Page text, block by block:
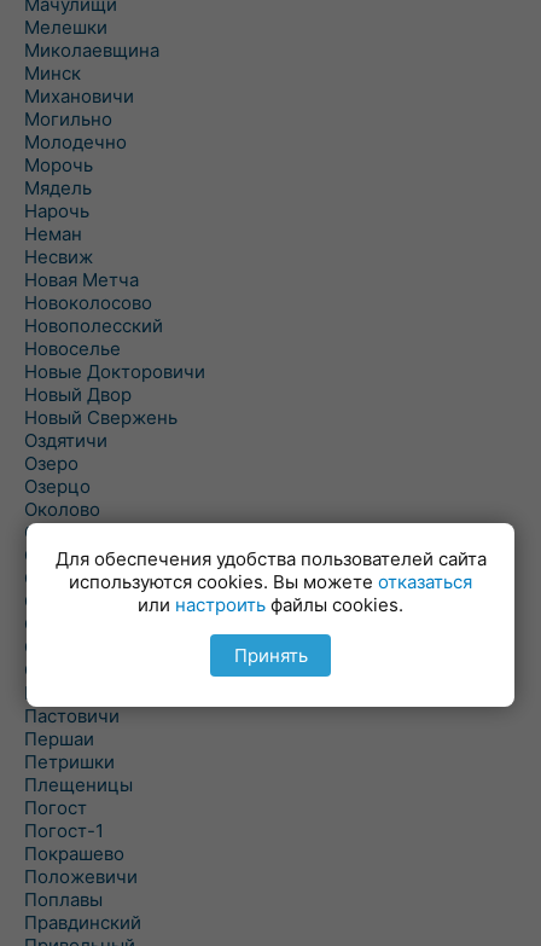
Мелешки
Миколаевщина
Минск
Михановичи
Могильно
Молодечно
Морочь
Мядель
Нарочь
Неман
Несвиж
Новая Метча
Новоколосово
Новополесский
Новоселье
Новые Докторовичи
Новый Двор
Новый Свержень
Оздятичи
Озеро
Озерцо
Околово
Октябрь
Октябрьский
Олехновичи
Омговичи
Оношки
Осовец
Острошицкий Городок
Пасека
Пастовичи
Першаи
Петришки
Плещеницы
Погост
Погост-1
Покрашево
Положевичи
Поплавы
Правдинский
Для обеспечения удобства пользователей сайта
используются cookies. Вы можете отказаться
или настроить файлы cookies.
Принять